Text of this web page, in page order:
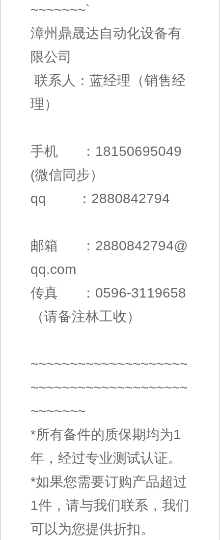
~~~~~~~`
漳州鼎晟达自动化设备有
限公司
联系人：蓝经理（销售经
理）
手机 ：18150695049
(微信同步）
qq ：2880842794
邮箱 ： 2880842794@
qq.com
传真 ：0596-3119658
（请备注林工收）
~~~~~~~~~~~~~~~~~~~~
~~~~~~~~~~~~~~~~~~~~
~~~~~~~
*所有备件的质保期均为1
年，经过专业测试认证。
*如果您需要订购产品超过
1件，请与我们联系，我们
可以为您提供折扣。